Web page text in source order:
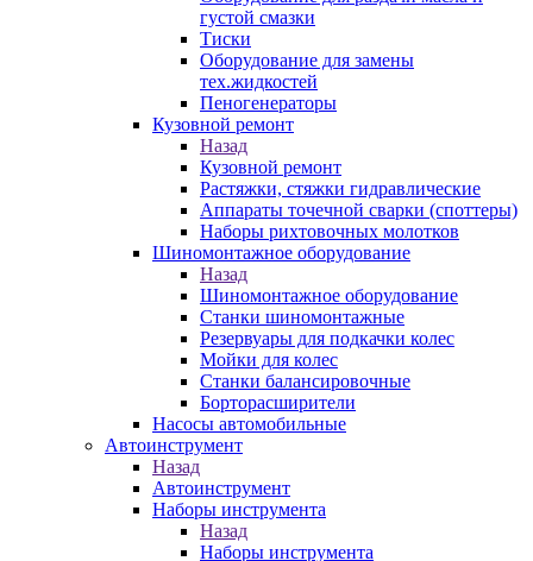
густой смазки
Тиски
Оборудование для замены
тех.жидкостей
Пеногенераторы
Кузовной ремонт
Назад
Кузовной ремонт
Растяжки, стяжки гидравлические
Аппараты точечной сварки (споттеры)
Наборы рихтовочных молотков
Шиномонтажное оборудование
Назад
Шиномонтажное оборудование
Станки шиномонтажные
Резервуары для подкачки колес
Мойки для колес
Станки балансировочные
Борторасширители
Насосы автомобильные
Автоинструмент
Назад
Автоинструмент
Наборы инструмента
Назад
Наборы инструмента